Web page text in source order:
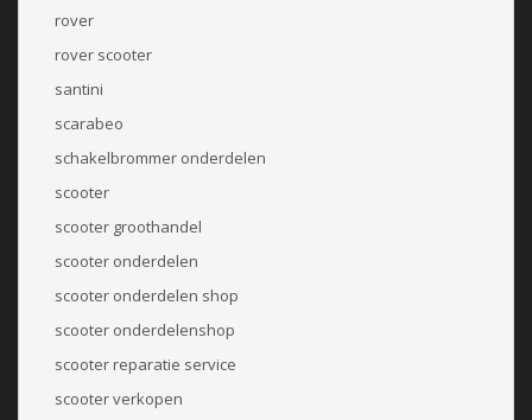
rover
rover scooter
santini
scarabeo
schakelbrommer onderdelen
scooter
scooter groothandel
scooter onderdelen
scooter onderdelen shop
scooter onderdelenshop
scooter reparatie service
scooter verkopen